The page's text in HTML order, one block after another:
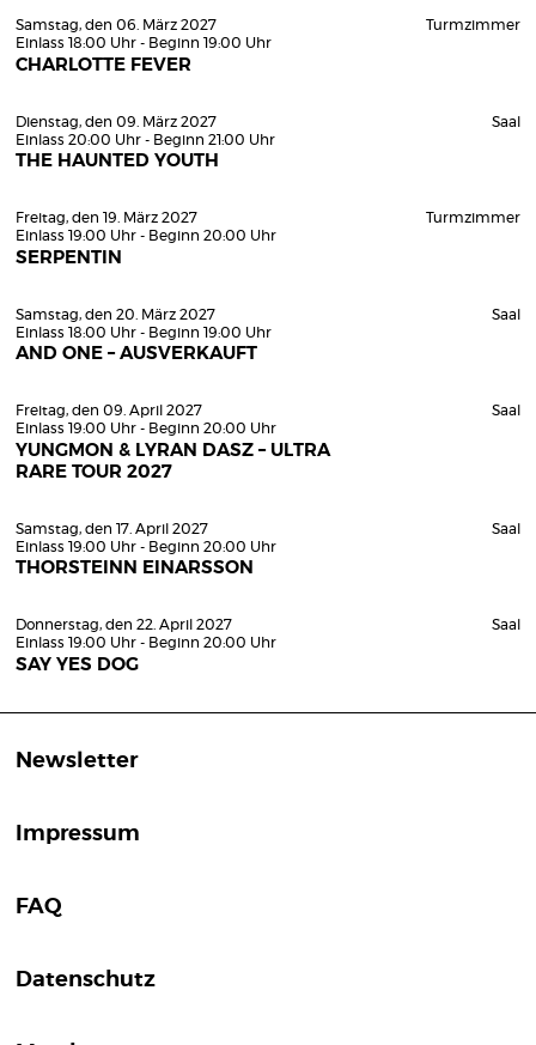
Samstag, den 06. März 2027
Einlass 18:00 Uhr - Beginn 19:00 Uhr
CHARLOTTE FEVER
Turmzimmer
Dienstag, den 09. März 2027
Einlass 20:00 Uhr - Beginn 21:00 Uhr
THE HAUNTED YOUTH
Saal
Freitag, den 19. März 2027
Einlass 19:00 Uhr - Beginn 20:00 Uhr
SERPENTIN
Turmzimmer
Samstag, den 20. März 2027
Einlass 18:00 Uhr - Beginn 19:00 Uhr
AND ONE – AUSVERKAUFT
Saal
Freitag, den 09. April 2027
Einlass 19:00 Uhr - Beginn 20:00 Uhr
YUNGMON & LYRAN DASZ – ULTRA
RARE TOUR 2027
Saal
Samstag, den 17. April 2027
Einlass 19:00 Uhr - Beginn 20:00 Uhr
THORSTEINN EINARSSON
Saal
Donnerstag, den 22. April 2027
Einlass 19:00 Uhr - Beginn 20:00 Uhr
SAY YES DOG
Saal
Newsletter
Impressum
FAQ
Datenschutz